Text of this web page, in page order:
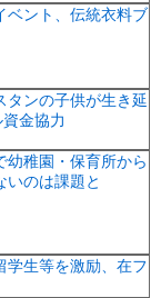
ベント、伝統衣料ブ
タンの子供が生き延
金協力
幼稚園・保育所から
いのは課題と
学生等を激励、在フ